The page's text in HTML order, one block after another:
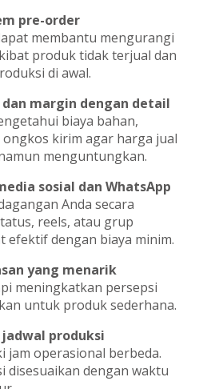
pre-order
membantu mengurangi
produk tidak terjual dan
di awal.
margin dengan detail
biaya bahan,
kirim agar harga jual
menguntungkan.
sosial dan WhatsApp
Anda secara
reels, atau grup
efektif dengan biaya minim.
yang menarik
meningkatkan persepsi
untuk produk sederhana.
produksi
jam operasional berbeda.
disesuaikan dengan waktu